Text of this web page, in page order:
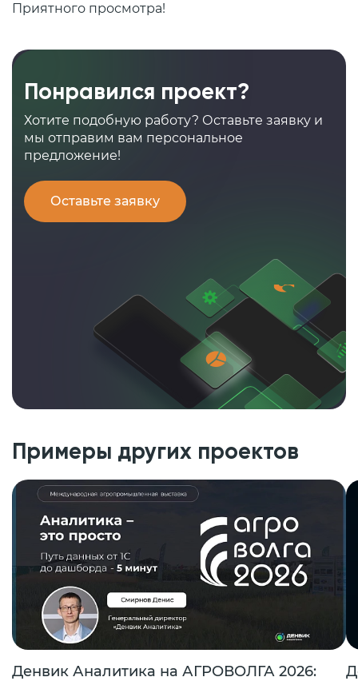
Приятного просмотра!
Понравился проект?
Хотите подобную работу? Оставьте заявку и
мы отправим вам персональное
предложение!
Оставьте заявку
Примеры других проектов
Денвик Аналитика на АГРОВОЛГА 2026: